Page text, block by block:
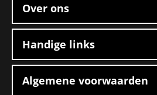
Over ons
Handige links
Algemene voorwaarden